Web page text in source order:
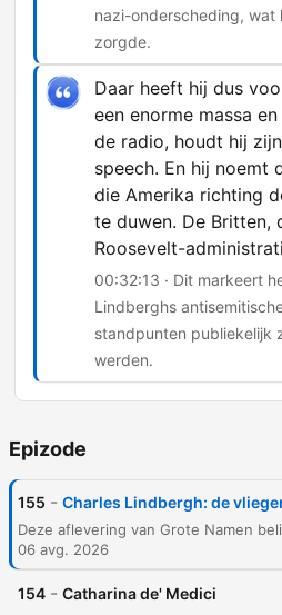
nazi-onderscheding,
zorgde.
Daar heeft hij dus
een enorme massa
de radio, houdt hij
speech. En hij noemt
die Amerika richting
te duwen. De Britten,
Roosevelt-
00:32:13 · Dit markeert
Lindberghs
standpunten publiekelijk
werden.
Epizode
155 - Charles Lindbergh: de
06 avg. 2026
154 - Catharina de' Medici